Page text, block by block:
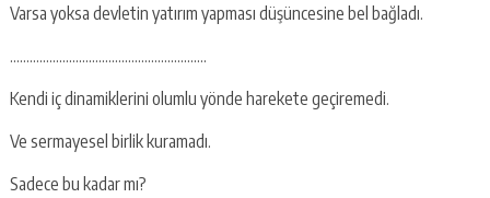
Varsa yoksa devletin yatırım yapması düşüncesine bel bağladı.
……………………………………………………
Kendi iç dinamiklerini olumlu yönde harekete geçiremedi.
Ve sermayesel birlik kuramadı.
Sadece bu kadar mı?